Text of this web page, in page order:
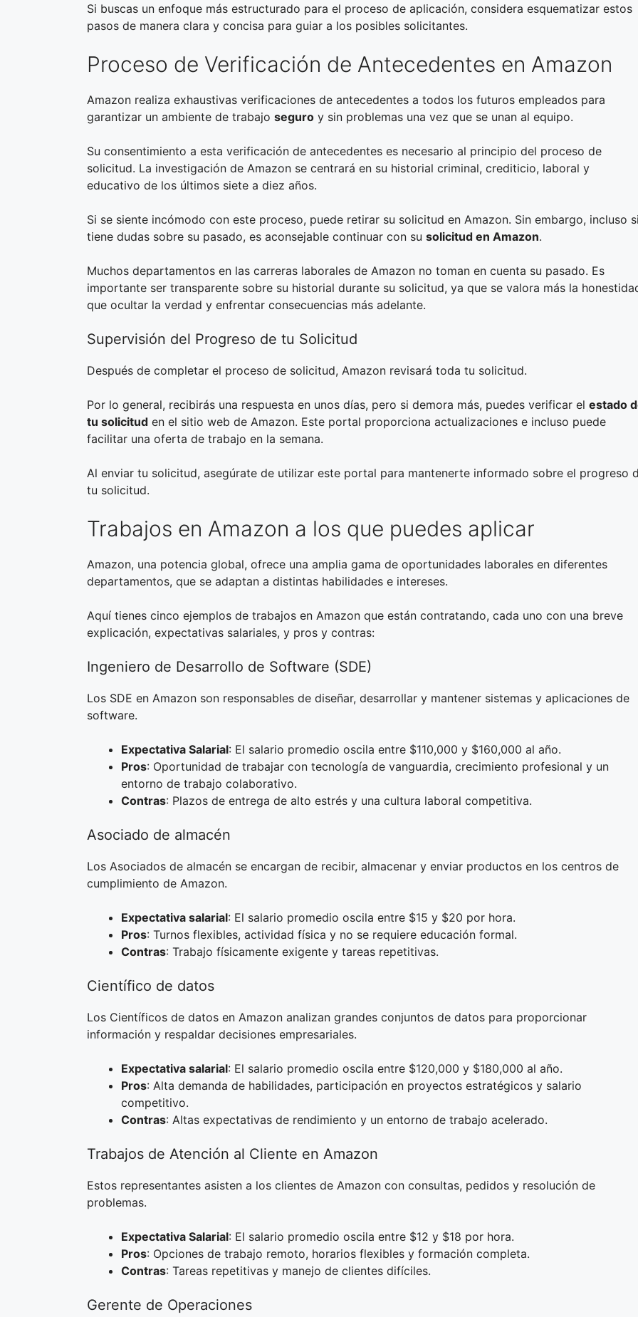
Si buscas un enfoque más estructurado para el proceso de aplicación, considera esquematizar estos
pasos de manera clara y concisa para guiar a los posibles solicitantes.
Proceso de Verificación de Antecedentes en Amazon
Amazon realiza exhaustivas verificaciones de antecedentes a todos los futuros empleados para
garantizar un ambiente de trabajo seguro y sin problemas una vez que se unan al equipo.
Su consentimiento a esta verificación de antecedentes es necesario al principio del proceso de
solicitud. La investigación de Amazon se centrará en su historial criminal, crediticio, laboral y
educativo de los últimos siete a diez años.
Si se siente incómodo con este proceso, puede retirar su solicitud en Amazon. Sin embargo, incluso
tiene dudas sobre su pasado, es aconsejable continuar con su solicitud en Amazon.
Muchos departamentos en las carreras laborales de Amazon no toman en cuenta su pasado. Es
importante ser transparente sobre su historial durante su solicitud, ya que se valora más la
que ocultar la verdad y enfrentar consecuencias más adelante.
Supervisión del Progreso de tu Solicitud
Después de completar el proceso de solicitud, Amazon revisará toda tu solicitud.
Por lo general, recibirás una respuesta en unos días, pero si demora más, puedes verificar el estado
tu solicitud en el sitio web de Amazon. Este portal proporciona actualizaciones e incluso puede
facilitar una oferta de trabajo en la semana.
Al enviar tu solicitud, asegúrate de utilizar este portal para mantenerte informado sobre el progreso
tu solicitud.
Trabajos en Amazon a los que puedes aplicar
Amazon, una potencia global, ofrece una amplia gama de oportunidades laborales en diferentes
departamentos, que se adaptan a distintas habilidades e intereses.
Aquí tienes cinco ejemplos de trabajos en Amazon que están contratando, cada uno con una breve
explicación, expectativas salariales, y pros y contras:
Ingeniero de Desarrollo de Software (SDE)
Los SDE en Amazon son responsables de diseñar, desarrollar y mantener sistemas y aplicaciones de
software.
Expectativa Salarial: El salario promedio oscila entre $110,000 y $160,000 al año.
Pros: Oportunidad de trabajar con tecnología de vanguardia, crecimiento profesional y un
entorno de trabajo colaborativo.
Contras: Plazos de entrega de alto estrés y una cultura laboral competitiva.
Asociado de almacén
Los Asociados de almacén se encargan de recibir, almacenar y enviar productos en los centros de
cumplimiento de Amazon.
Expectativa salarial: El salario promedio oscila entre $15 y $20 por hora.
Pros: Turnos flexibles, actividad física y no se requiere educación formal.
Contras: Trabajo físicamente exigente y tareas repetitivas.
Científico de datos
Los Científicos de datos en Amazon analizan grandes conjuntos de datos para proporcionar
información y respaldar decisiones empresariales.
Expectativa salarial: El salario promedio oscila entre $120,000 y $180,000 al año.
Pros: Alta demanda de habilidades, participación en proyectos estratégicos y salario
competitivo.
Contras: Altas expectativas de rendimiento y un entorno de trabajo acelerado.
Trabajos de Atención al Cliente en Amazon
Estos representantes asisten a los clientes de Amazon con consultas, pedidos y resolución de
problemas.
Expectativa Salarial: El salario promedio oscila entre $12 y $18 por hora.
Pros: Opciones de trabajo remoto, horarios flexibles y formación completa.
Contras: Tareas repetitivas y manejo de clientes difíciles.
Gerente de Operaciones